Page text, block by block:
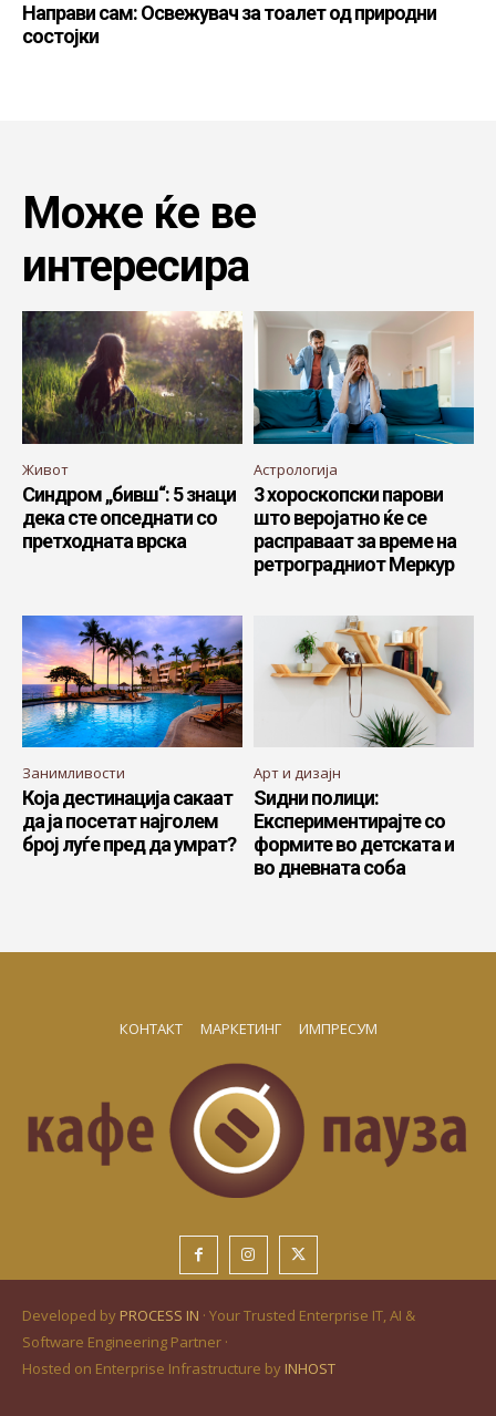
Направи сам: Освежувач за тоалет од природни
состојки
Може ќе ве
интересира
Живот
Синдром „бивш“: 5 знаци
дека сте опседнати со
претходната врска
Астрологија
3 хороскопски парови
што веројатно ќе се
расправаат за време на
ретроградниот Меркур
Занимливости
Која дестинација сакаат
да ја посетат најголем
број луѓе пред да умрат?
Арт и дизајн
Ѕидни полици:
Експериментирајте со
формите во детската и
во дневната соба
КОНТАКТ МАРКЕТИНГ ИМПРЕСУМ
Developed by PROCESS IN · Your Trusted Enterprise IT, AI &
Software Engineering Partner ·
Hosted on Enterprise Infrastructure by INHOST